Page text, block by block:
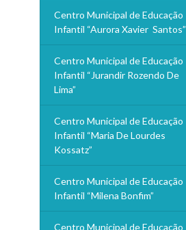
Centro Municipal de Educação
Infantil “Aurora Xavier Santos”
Centro Municipal de Educação
Infantil “Jurandir Rozendo De
Lima”
Centro Municipal de Educação
Infantil “Maria De Lourdes
Kossatz”
Centro Municipal de Educação
Infantil “Milena Bonfim”
Centro Municipal de Educação